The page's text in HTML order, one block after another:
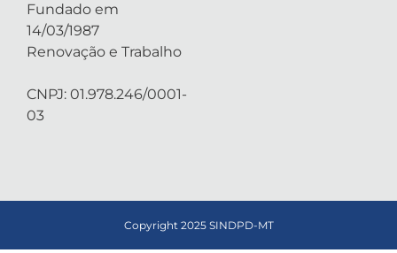
Fundado em
14/03/1987
Renovação e Trabalho
CNPJ: 01.978.246/0001-
03
Copyright 2025 SINDPD-MT